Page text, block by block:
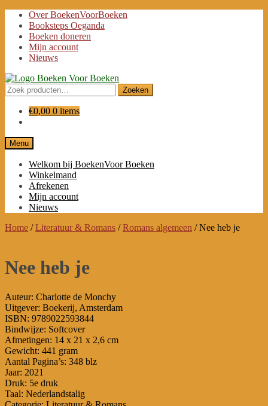
door
naar
navigatie
naar
inhoud
Over BoekenVoorBoeken
Booksteps Oeganda
Boeken doneren
Mijn account
Nieuws
Zoeken
naar:
Zoeken
€0,00 0 items
Menu
Welkom bij BoekenVoor Boeken
Winkelmand
Afrekenen
Mijn account
Nieuws
Home /Literatuur & Romans /Romans algemeen /Nee heb je
Nee heb je
Auteur: Charlotte de Monchy
Uitgever: Boekerij, Amsterdam
ISBN: 9789022593844
Bindwijze: Softcover
Afmetingen: 14 x 21 x 2,6 cm
Gewicht: 441 gram
Aantal Pagina’s: 348 blz
Jaar: 2021
Druk: 5e druk
Taal: Nederlandstalig